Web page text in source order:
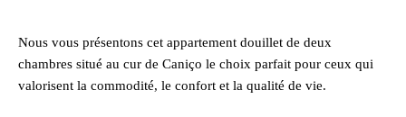
Nous vous présentons cet appartement douillet de deux
chambres situé au cur de Caniço le choix parfait pour ceux qui
valorisent la commodité, le confort et la qualité de vie.